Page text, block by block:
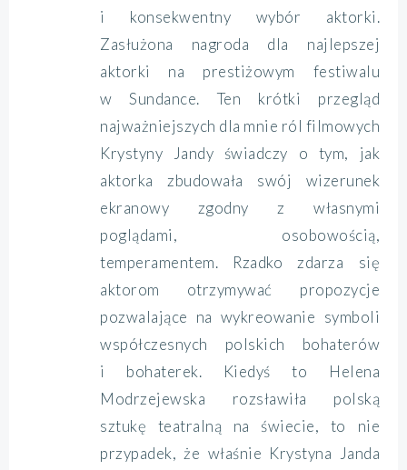
i konsekwentny wybór aktorki.
Zasłużona nagroda dla najlepszej
aktorki na prestiżowym festiwalu
w Sundance. Ten krótki przegląd
najważniejszych dla mnie ról filmowych
Krystyny Jandy świadczy o tym, jak
aktorka zbudowała swój wizerunek
ekranowy zgodny z własnymi
poglądami, osobowością,
temperamentem. Rzadko zdarza się
aktorom otrzymywać propozycje
pozwalające na wykreowanie symboli
współczesnych polskich bohaterów
i bohaterek. Kiedyś to Helena
Modrzejewska rozsławiła polską
sztukę teatralną na świecie, to nie
przypadek, że właśnie Krystyna Janda